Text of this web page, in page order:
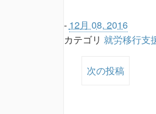
- 12月 08, 2016
カテゴリ 就労移行支
次の投稿